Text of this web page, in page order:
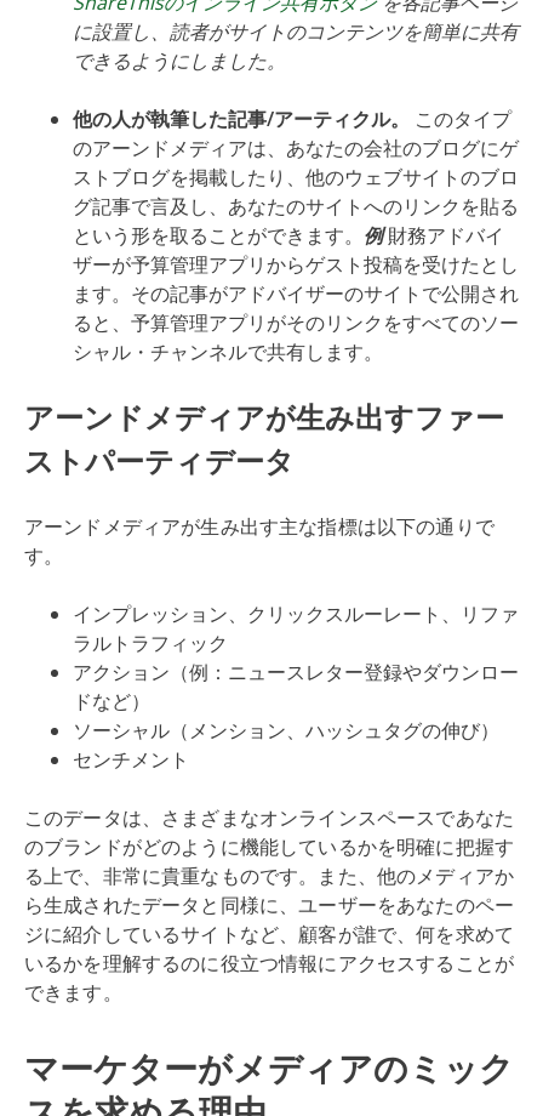
に設置し、読者がサイトのコンテンツを簡単に共有
できるようにしました。
他の人が執筆した記事/アーティクル。 このタイプ
のアーンドメディアは、あなたの会社のブログにゲ
ストブログを掲載したり、他のウェブサイトのブロ
グ記事で言及し、あなたのサイトへのリンクを貼る
という形を取ることができます。 例財務アドバイ
ザーが予算管理アプリからゲスト投稿を受けたとし
ます。その記事がアドバイザーのサイトで公開され
ると、予算管理アプリがそのリンクをすべてのソー
シャル・チャンネルで共有します。
アーンドメディアが生み出すファー
ストパーティデータ
アーンドメディアが生み出す主な指標は以下の通りで
す。
インプレッション、クリックスルーレート、リファ
ラルトラフィック
アクション（例：ニュースレター登録やダウンロー
ドなど）
ソーシャル（メンション、ハッシュタグの伸び）
センチメント
このデータは、さまざまなオンラインスペースであなた
のブランドがどのように機能しているかを明確に把握す
る上で、非常に貴重なものです。また、他のメディアか
ら生成されたデータと同様に、ユーザーをあなたのペー
ジに紹介しているサイトなど、顧客が誰で、何を求めて
いるかを理解するのに役立つ情報にアクセスすることが
できます。
マーケターがメディアのミック